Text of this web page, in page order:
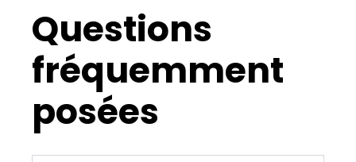
Questions
fréquemment
posées